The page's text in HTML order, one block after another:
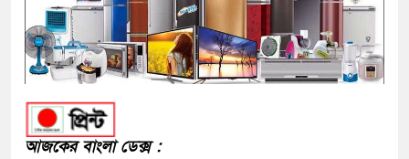
আজকের বাংলা ডেক্স :